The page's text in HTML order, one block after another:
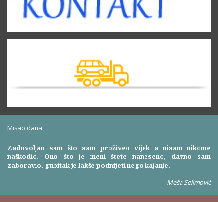
Misao dana:
Zadovoljan sam što sam proživeo vijek a nisam nikome
naškodio. Ono što je meni štete naneseno, davno sam
zaboravio, gubitak je lakše podnijeti nego kajanje.
Meša Selimović